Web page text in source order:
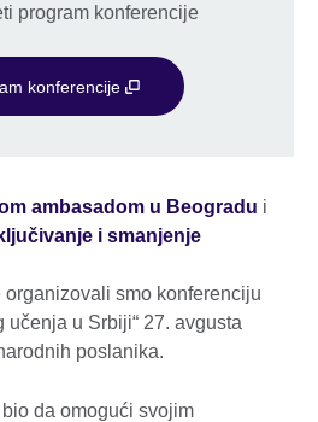
program konferencije
konferencije
ambasadom u Beogradu i
i smanjenje
smo konferenciju
učenja u Srbiji“ 27. avgusta
poslanika.
da omogući svojim